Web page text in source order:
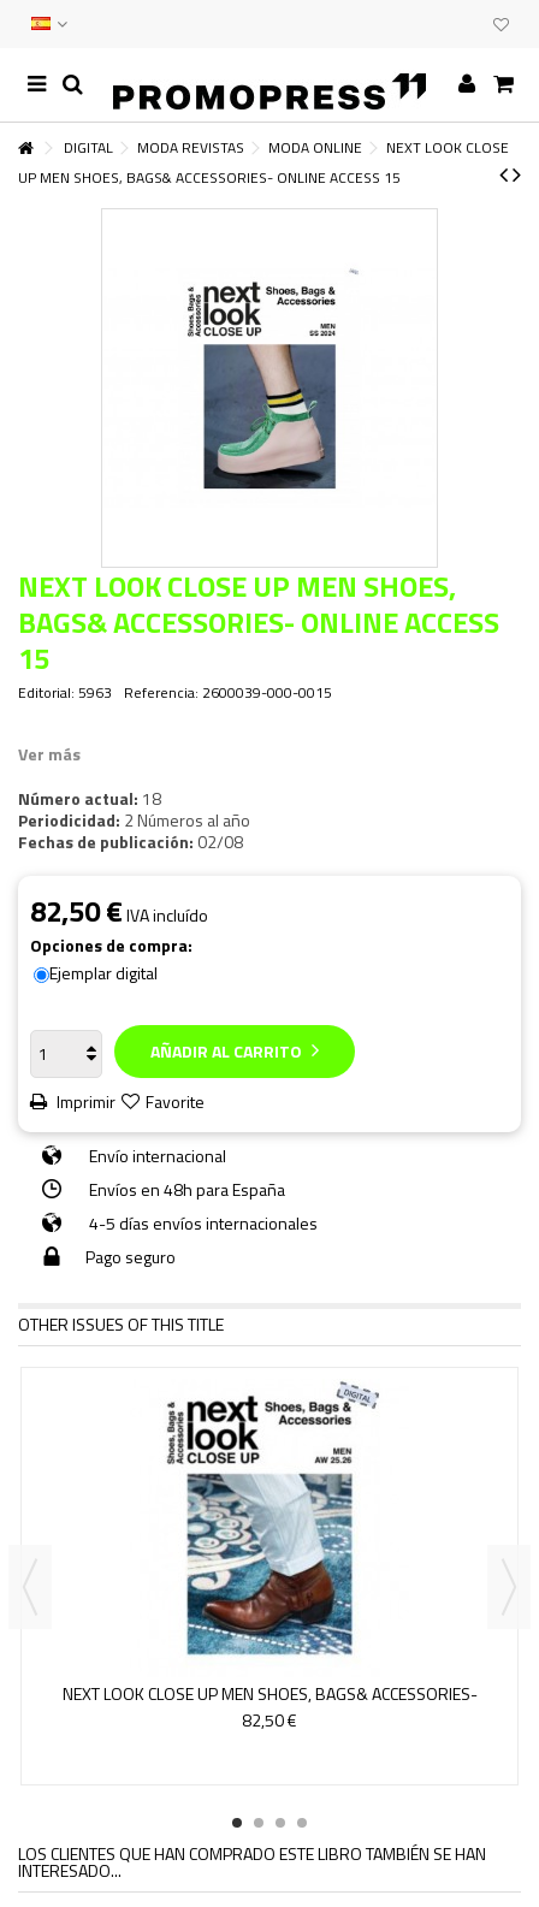
DIGITAL MODA REVISTAS MODA ONLINE
NEXT LOOK CLOSE
UP MEN SHOES, BAGS& ACCESSORIES- ONLINE ACCESS 15
NEXT LOOK CLOSE UP MEN SHOES,
BAGS& ACCESSORIES- ONLINE ACCESS
15
Editorial: 5963 Referencia: 2600039-000-0015
Ver más
Número actual: 18
Periodicidad: 2 Números al año
Fechas de publicación: 02/08
82,50 €IVA incluído
Opciones de compra:
Ejemplar digital
AÑADIR AL CARRITO
Imprimir
Favorite
Envío internacional
Envíos en 48h para España
4-5 días envíos internacionales
Pago seguro
OTHER ISSUES OF THIS TITLE
NEXT LOOK CLOSE UP MEN SHOES, BAGS& ACCESSORIES-
ONLINE...
82,50 €
LOS CLIENTES QUE HAN COMPRADO ESTE LIBRO TAMBIÉN SE HAN
INTERESADO...